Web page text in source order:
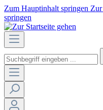
Zum Hauptinhalt springen Zur
springen